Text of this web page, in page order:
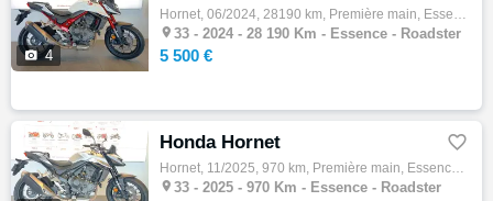
 4
Hornet, 06/2024, 28190 km, Première main, Essence, 750cm³, Couleur blanc, 5500 € Equipements : Votre concessionnaire Honda New Bike à Mérig…
 33 - 2024 - 28 190 Km - Essence - Roadster
5 500 €
Honda Hornet 
Hornet, 11/2025, 970 km, Première main, Essence, 750cm³, Couleur gris, 7000 € Equipements : Votre concessionnaire Honda New Bike à Mérignac…
 33 - 2025 - 970 Km - Essence - Roadster